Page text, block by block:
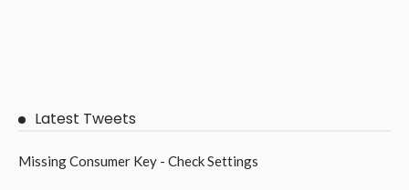
Latest Tweets
Missing Consumer Key - Check Settings